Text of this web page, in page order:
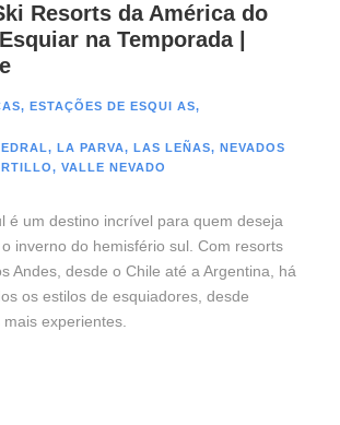
Resorts da América do
na Temporada |
, ESTAÇÕES DE ESQUI AS,
, LA PARVA, LAS LEÑAS, NEVADOS
, VALLE NEVADO
é um destino incrível para quem deseja
inverno do hemisfério sul. Com resorts
Andes, desde o Chile até a Argentina, há
os estilos de esquiadores, desde
experientes.